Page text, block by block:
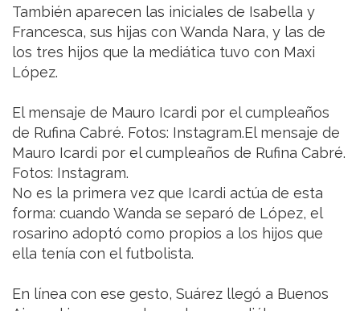
También aparecen las iniciales de Isabella y
Francesca, sus hijas con Wanda Nara, y las de
los tres hijos que la mediática tuvo con Maxi
López.
El mensaje de Mauro Icardi por el cumpleaños
de Rufina Cabré. Fotos: Instagram.El mensaje de
Mauro Icardi por el cumpleaños de Rufina Cabré.
Fotos: Instagram.
No es la primera vez que Icardi actúa de esta
forma: cuando Wanda se separó de López, el
rosarino adoptó como propios a los hijos que
ella tenía con el futbolista.
En línea con ese gesto, Suárez llegó a Buenos